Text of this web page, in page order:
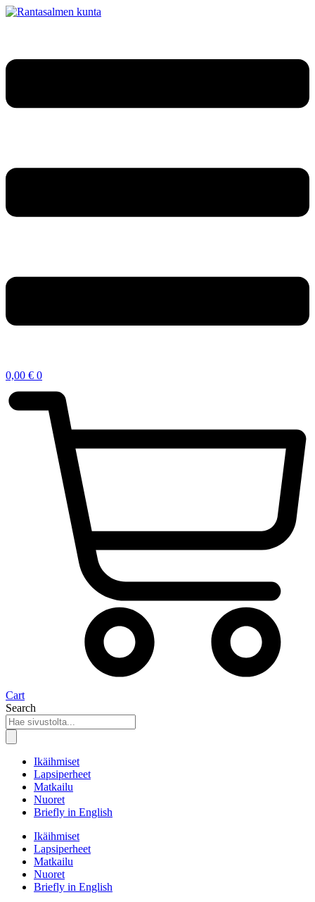
0,00 € 0
Cart
Search
Ikäihmiset
Lapsiperheet
Matkailu
Nuoret
Briefly in English
Ikäihmiset
Lapsiperheet
Matkailu
Nuoret
Briefly in English